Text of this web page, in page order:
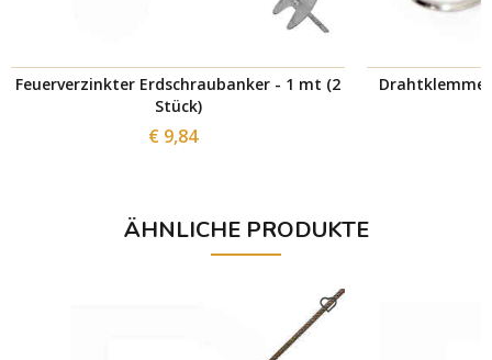
Feuerverzinkter Erdschraubanker - 1 mt (2
Stück)
€ 9,84
Drahtklemme
ÄHNLICHE PRODUKTE